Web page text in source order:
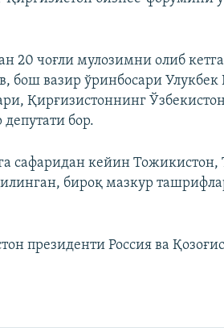
20 чоғли мулозимни олиб
бош вазир ўринбосари
Қирғизистоннинг
бор.
сафаридан кейин Тожикистон,
бироқ мазкур
президенти Россия ва